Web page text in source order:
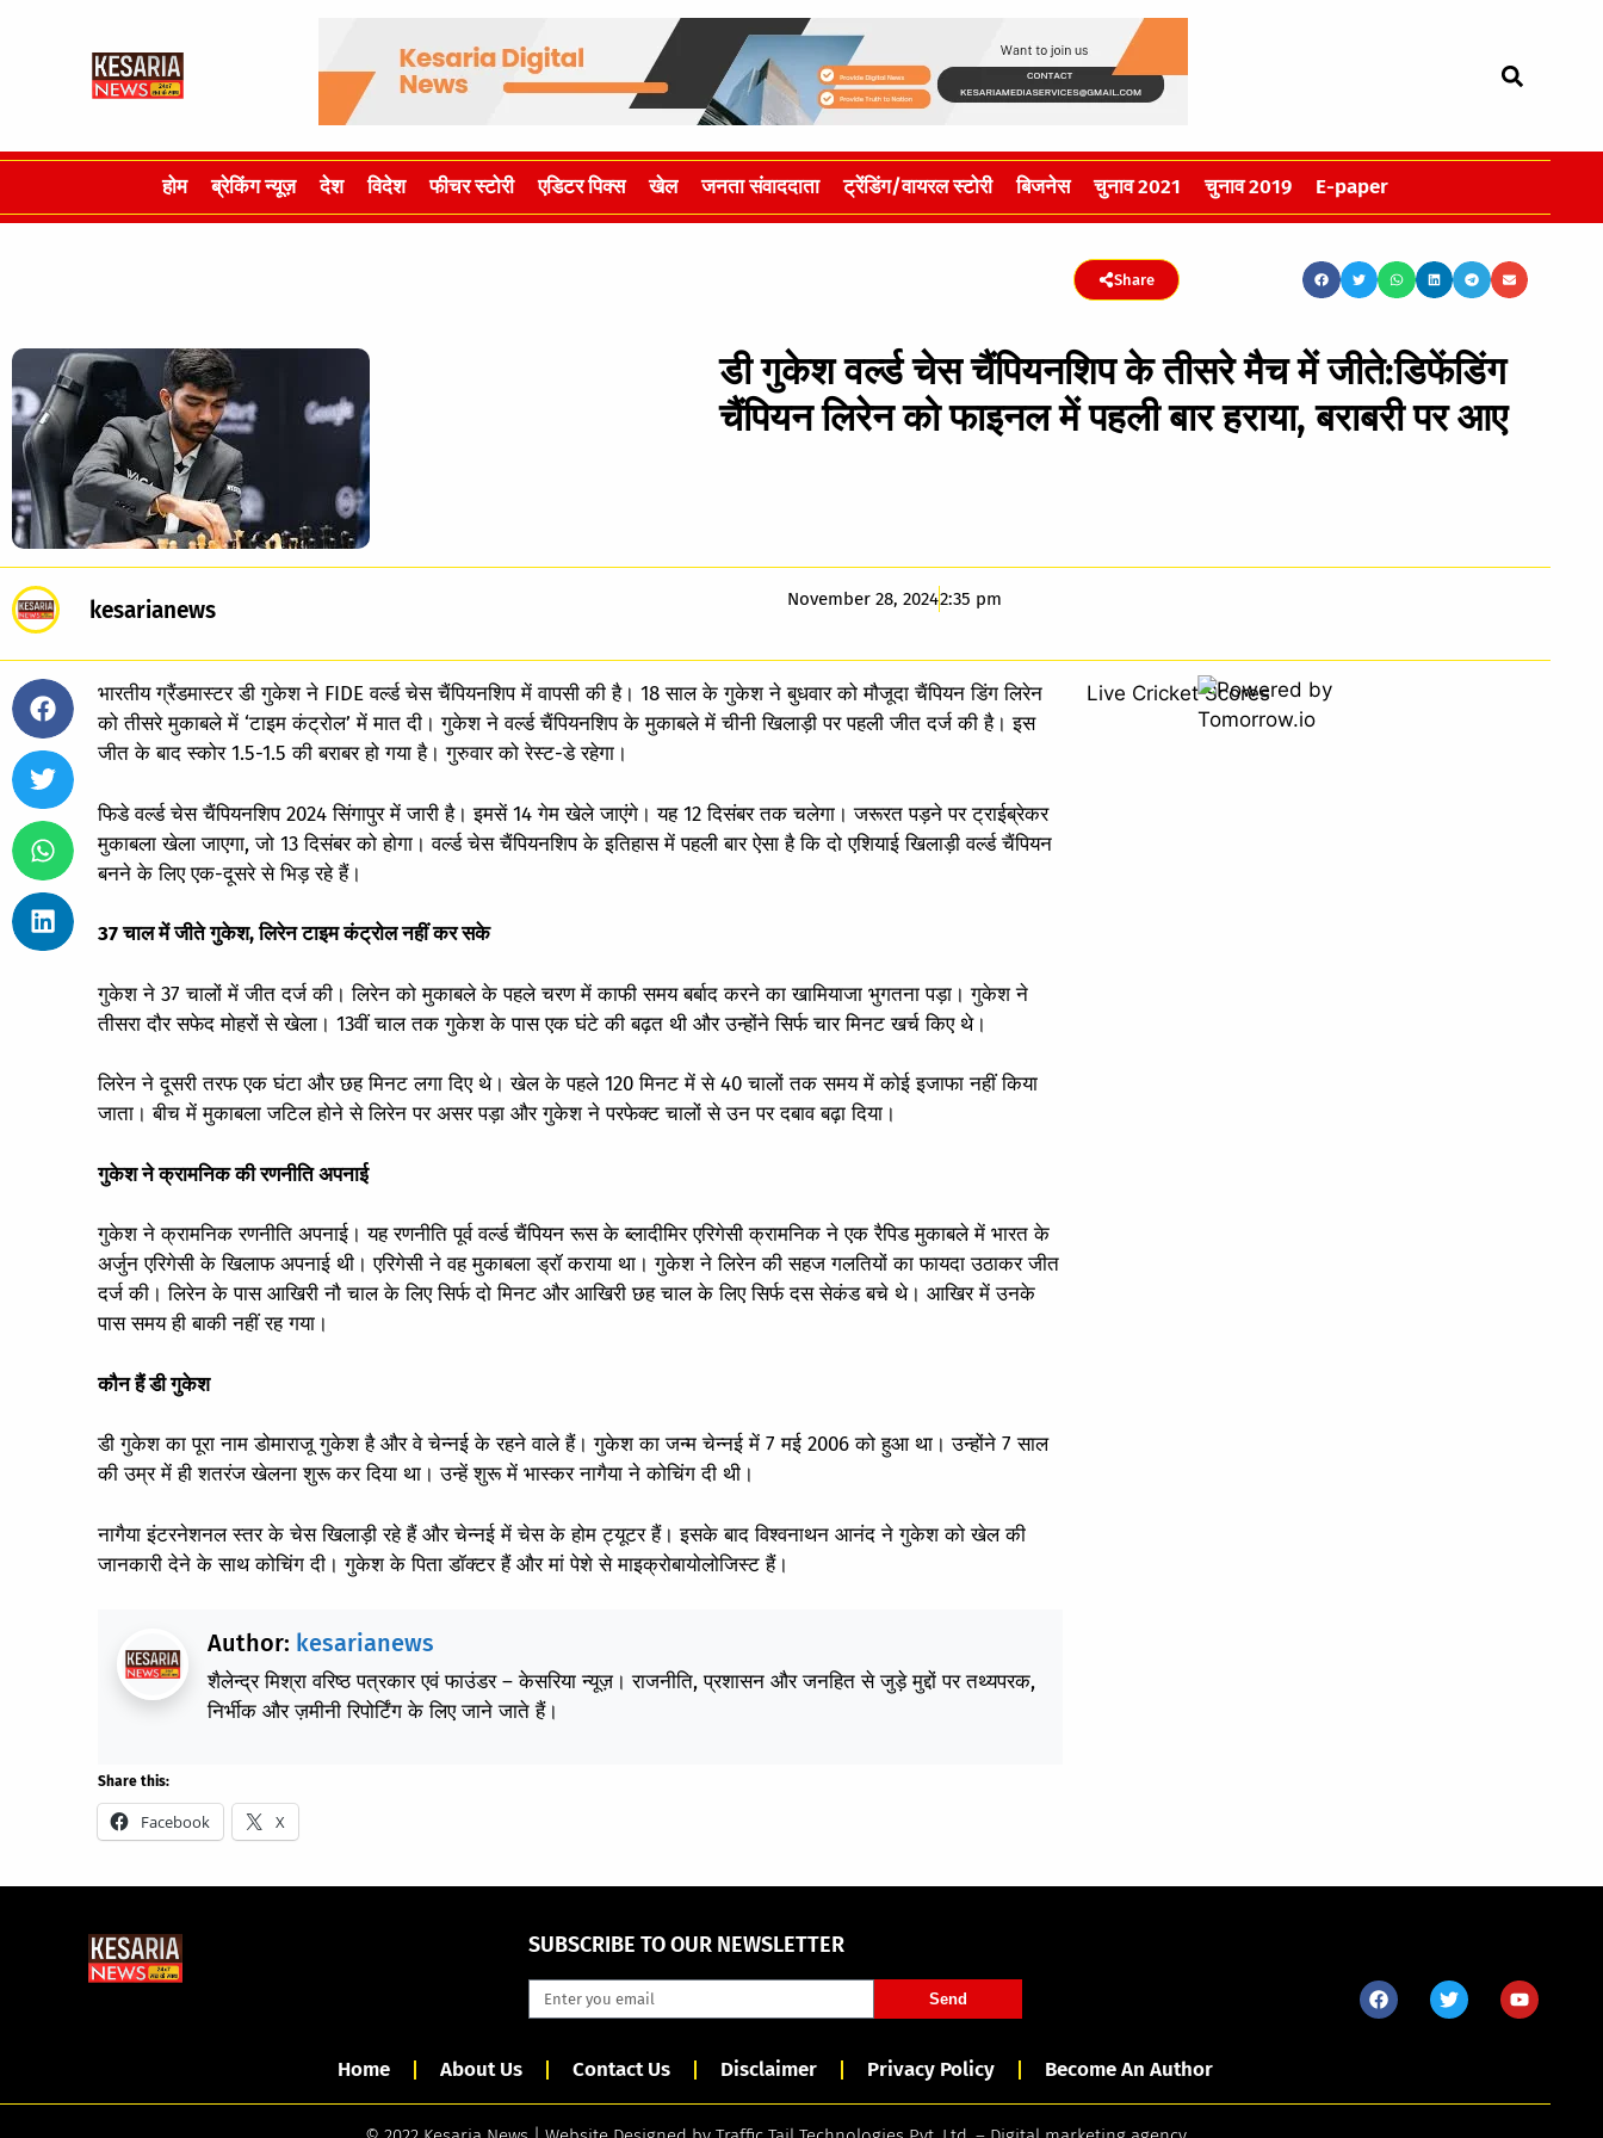
होम ब्रेकिंग न्यूज़ देश विदेश फीचर स्टोरी एडिटर पिक्स खेल जनता संवाददाता ट्रेंडिंग/वायरल स्टोरी बिजनेस चुनाव 2021 चुनाव 2019 E-paper
Share
डी गुकेश वर्ल्ड चेस चैंपियनशिप के तीसरे मैच में जीते:डिफेंडिंग
चैंपियन लिरेन को फाइनल में पहली बार हराया, बराबरी पर आए
kesarianews November 28, 20242:35 pm
भारतीय ग्रैंडमास्टर डी गुकेश ने FIDE वर्ल्ड चेस चैंपियनशिप में वापसी की है। 18 साल के गुकेश ने बुधवार को मौजूदा चैंपियन डिंग लिरेन
को तीसरे मुकाबले में ‘टाइम कंट्रोल’ में मात दी। गुकेश ने वर्ल्ड चैंपियनशिप के मुकाबले में चीनी खिलाड़ी पर पहली जीत दर्ज की है। इस
जीत के बाद स्कोर 1.5-1.5 की बराबर हो गया है। गुरुवार को रेस्ट-डे रहेगा।
फिडे वर्ल्ड चेस चैंपियनशिप 2024 सिंगापुर में जारी है। इमसें 14 गेम खेले जाएंगे। यह 12 दिसंबर तक चलेगा। जरूरत पड़ने पर ट्राईब्रेकर
मुकाबला खेला जाएगा, जो 13 दिसंबर को होगा। वर्ल्ड चेस चैंपियनशिप के इतिहास में पहली बार ऐसा है कि दो एशियाई खिलाड़ी वर्ल्ड चैंपियन
बनने के लिए एक-दूसरे से भिड़ रहे हैं।
37 चाल में जीते गुकेश, लिरेन टाइम कंट्रोल नहीं कर सके
गुकेश ने 37 चालों में जीत दर्ज की। लिरेन को मुकाबले के पहले चरण में काफी समय बर्बाद करने का खामियाजा भुगतना पड़ा। गुकेश ने
तीसरा दौर सफेद मोहरों से खेला। 13वीं चाल तक गुकेश के पास एक घंटे की बढ़त थी और उन्होंने सिर्फ चार मिनट खर्च किए थे।
लिरेन ने दूसरी तरफ एक घंटा और छह मिनट लगा दिए थे। खेल के पहले 120 मिनट में से 40 चालों तक समय में कोई इजाफा नहीं किया
जाता। बीच में मुकाबला जटिल होने से लिरेन पर असर पड़ा और गुकेश ने परफेक्ट चालों से उन पर दबाव बढ़ा दिया।
गुकेश ने क्रामनिक की रणनीति अपनाई
गुकेश ने क्रामनिक रणनीति अपनाई। यह रणनीति पूर्व वर्ल्ड चैंपियन रूस के ब्लादीमिर एरिगेसी क्रामनिक ने एक रैपिड मुकाबले में भारत के
अर्जुन एरिगेसी के खिलाफ अपनाई थी। एरिगेसी ने वह मुकाबला ड्रॉ कराया था। गुकेश ने लिरेन की सहज गलतियों का फायदा उठाकर जीत
दर्ज की। लिरेन के पास आखिरी नौ चाल के लिए सिर्फ दो मिनट और आखिरी छह चाल के लिए सिर्फ दस सेकंड बचे थे। आखिर में उनके
पास समय ही बाकी नहीं रह गया।
कौन हैं डी गुकेश
डी गुकेश का पूरा नाम डोमाराजू गुकेश है और वे चेन्नई के रहने वाले हैं। गुकेश का जन्म चेन्नई में 7 मई 2006 को हुआ था। उन्होंने 7 साल
की उम्र में ही शतरंज खेलना शुरू कर दिया था। उन्हें शुरू में भास्कर नागैया ने कोचिंग दी थी।
नागैया इंटरनेशनल स्तर के चेस खिलाड़ी रहे हैं और चेन्नई में चेस के होम ट्यूटर हैं। इसके बाद विश्वनाथन आनंद ने गुकेश को खेल की
जानकारी देने के साथ कोचिंग दी। गुकेश के पिता डॉक्टर हैं और मां पेशे से माइक्रोबायोलोजिस्‍ट हैं।
Author: kesarianews
शैलेन्द्र मिश्रा वरिष्ठ पत्रकार एवं फाउंडर – केसरिया न्यूज़। राजनीति, प्रशासन और जनहित से जुड़े मुद्दों पर तथ्यपरक,
निर्भीक और ज़मीनी रिपोर्टिंग के लिए जाने जाते हैं।
Share this:
Facebook X
Live Cricket Scores
SUBSCRIBE TO OUR NEWSLETTER
Send
Home About Us Contact Us Disclaimer Privacy Policy Become An Author